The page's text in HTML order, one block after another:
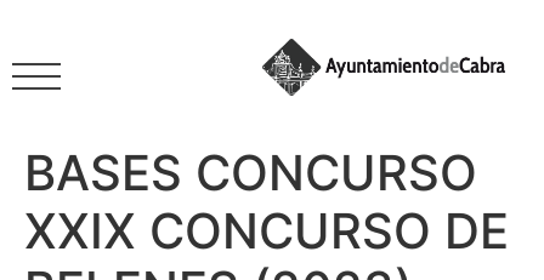
BASES CONCURSO
XXIX CONCURSO DE